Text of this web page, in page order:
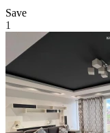
Save
1